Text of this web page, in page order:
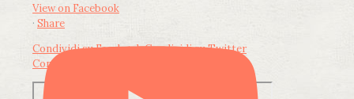
View on Facebook
· Share
Condividi su FacebookCondividi su Twitter
Condividi su LinkedIn